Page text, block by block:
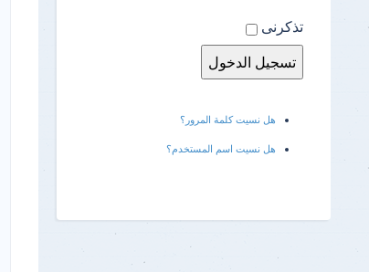
تذكرنى
هل نسيت كلمة المرور؟
هل نسيت اسم المستخدم؟